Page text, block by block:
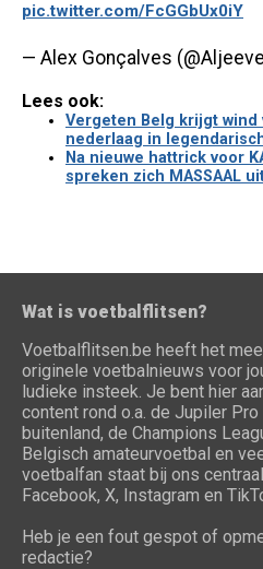
pic.twitter.com/FcGGbUx0iY
— Alex Gonçalves
Lees ook:
Vergeten Belg krijgt wind
nederlaag in
Na nieuwe hattrick voor
spreken zich MASSAAL
Wat is voetbalflitsen?
Voetbalflitsen.be heeft het
originele voetbalnieuws voor
ludieke insteek. Je bent hier
content rond o.a. de Jupiler
buitenland, de Champions
Belgisch amateurvoetbal en
voetbalfan staat bij ons
Facebook, X, Instagram en
Heb je een fout gespot of
redactie?